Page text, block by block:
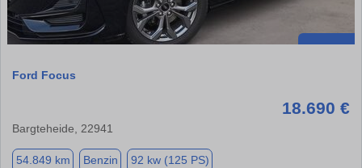
Ford Focus
18.690 €
Bargteheide, 22941
54.849 km Benzin 92 kw (125 PS)